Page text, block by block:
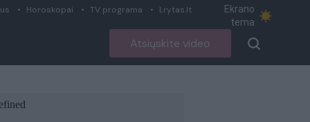
Horoskopai TV programa Lrytas.lt
Ekrano
tema
Atsiųskite video